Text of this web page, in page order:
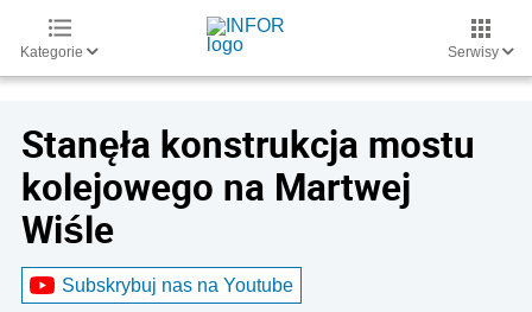
Kategorie Serwisy
Stanęła konstrukcja mostu
kolejowego na Martwej
Wiśle
Subskrybuj nas na Youtube